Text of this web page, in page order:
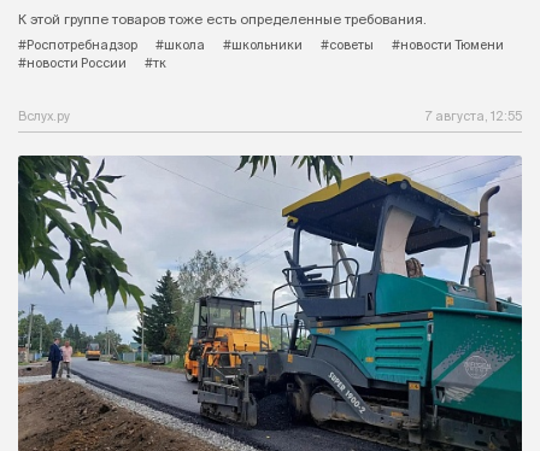
К этой группе товаров тоже есть определенные требования.
#Роспотребнадзор
#школа #школьники #советы
#новости Тюмени
#новости России
#тк
Вслух.ру 7 августа, 12:55